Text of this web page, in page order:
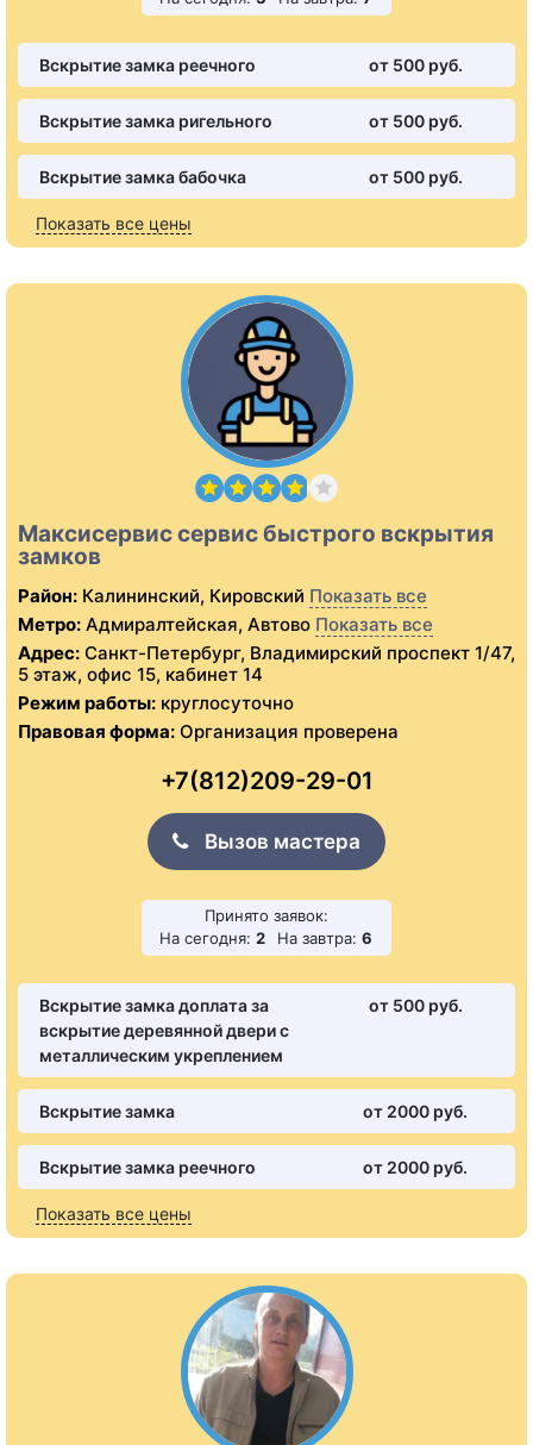
Вскрытие замка реечного от 500 pуб.
Вскрытие замка ригельного от 500 pуб.
Вскрытие замка бабочка от 500 pуб.
Показать все цены
Максисервис сервис быстрого вскрытия
замков
Район: Калининский, Кировский Показать все
Метро: Адмиралтейская, Автово Показать все
Адрес: Санкт-Петербург, Владимирский проспект 1/47,
5 этаж, офис 15, кабинет 14
Режим работы: круглосуточно
Правовая форма: Организация проверена
+7(812)209-29-01
Вызов мастера
Принято заявок:
На сегодня: 2 На завтра: 6
Вскрытие замка доплата за
вскрытие деревянной двери с
металлическим укреплением
от 500 pуб.
Вскрытие замка от 2000 pуб.
Вскрытие замка реечного от 2000 pуб.
Показать все цены